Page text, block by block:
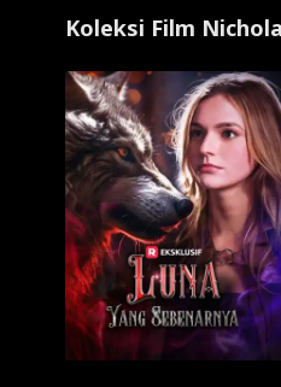
Koleksi Film